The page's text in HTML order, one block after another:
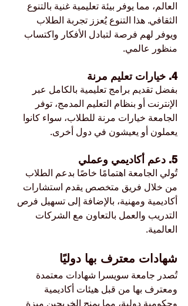
العالم، مما يوفر بيئة تعليمية غنية بالتنوع
الثقافي. هذا التنوع يُعزز تجربة الطلاب
ويوفر لهم فرصة لتبادل الأفكار واكتساب
منظور عالمي.
4. خيارات تعليم مرنة
بفضل تقديم برامج تعليمية بالكامل عبر
الإنترنت أو بنظام التعليم المدمج، توفر
الجامعة خيارات مرنة للطلاب، سواء كانوا
يعملون أو يعيشون في دول أخرى.
5. دعم أكاديمي وعملي
تُولي الجامعة اهتمامًا خاصًا بدعم الطلاب
من خلال فريق متخصص يقدم استشارات
أكاديمية ومهنية، بالإضافة إلى تسهيل فرص
التدريب والعمل بالتعاون مع الشركات
العالمية.
شهادات معترف بها دوليًا
تُصدر جامعة سويسرا شهادات معتمدة
ومعترف بها من قبل هيئات أكاديمية
وحكومية دولية، مما يمنح الخريجين ميزة